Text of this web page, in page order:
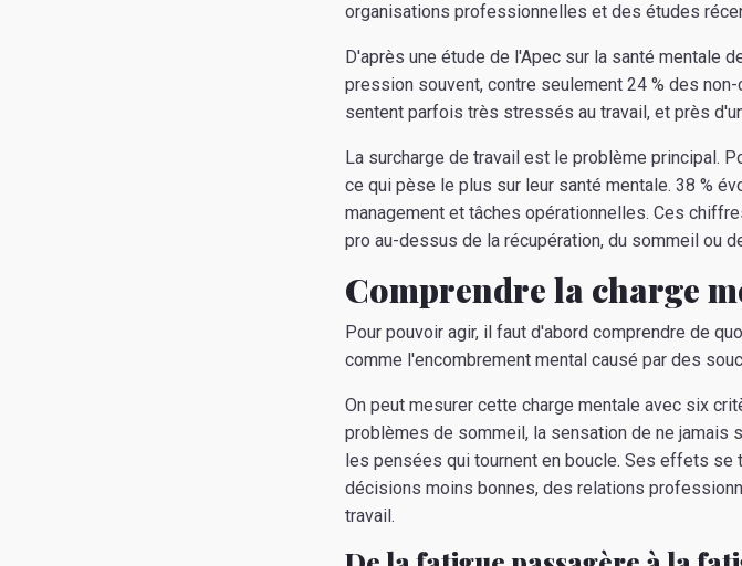
organisations professionnelles et des études
D'après une étude de l'Apec sur la santé mentale
pression souvent, contre seulement 24 % des
sentent parfois très stressés au travail, et près
La surcharge de travail est le problème principal.
ce qui pèse le plus sur leur santé mentale. 38 %
management et tâches opérationnelles. Ces
pro au-dessus de la récupération, du sommeil ou
Comprendre la charge
Pour pouvoir agir, il faut d'abord comprendre de
comme l'encombrement mental causé par des
On peut mesurer cette charge mentale avec six
problèmes de sommeil, la sensation de ne jamais
les pensées qui tournent en boucle. Ses effets se
décisions moins bonnes, des relations
travail.